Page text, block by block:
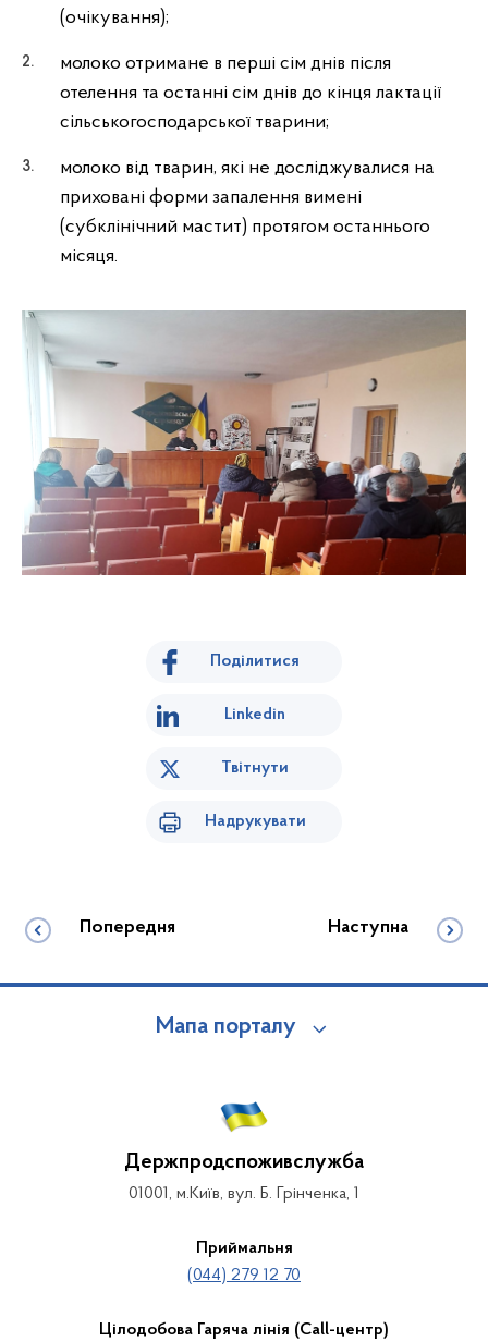
(очікування);
молоко отримане в перші сім днів після
отелення та останні сім днів до кінця лактації
сільськогосподарської тварини;
молоко від тварин, які не досліджувалися на
приховані форми запалення вимені
(субклінічний мастит) протягом останнього
місяця.
Поділитися
Linkedin
Твітнути
Надрукувати
Попередня Наступна
Мапа порталу
Держпродспоживслужба
01001, м.Київ, вул. Б. Грінченка, 1
Приймальня
(044) 279 12 70
Цілодобова Гаряча лінія (Call-центр)